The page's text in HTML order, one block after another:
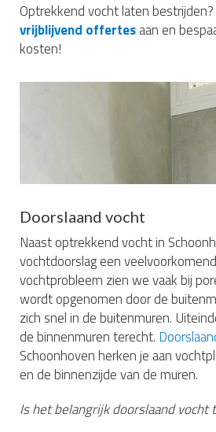
Optrekkend vocht laten bestrijden?
vrijblijvend offertesaan en
kosten!
Doorslaand vocht
Naast optrekkend vocht in
vochtdoorslag een
vochtprobleem zien we vaak bij
wordt opgenomen door de
zich snel in de buitenmuren.
de binnenmuren terecht.
Schoonhoven herken je aan
en de binnenzijde van de muren.
Is het belangrijk doorslaand vocht